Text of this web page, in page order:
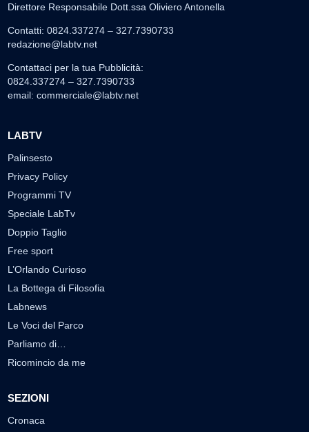
Direttore Responsabile Dott.ssa Oliviero Antonella
Contatti: 0824.337274 – 327.7390733
redazione@labtv.net
Contattaci per la tua Pubblicità:
0824.337274 – 327.7390733
email: commerciale@labtv.net
LABTV
Palinsesto
Privacy Policy
Programmi TV
Speciale LabTv
Doppio Taglio
Free sport
L’Orlando Curioso
La Bottega di Filosofia
Labnews
Le Voci del Parco
Parliamo di…
Ricomincio da me
SEZIONI
Cronaca